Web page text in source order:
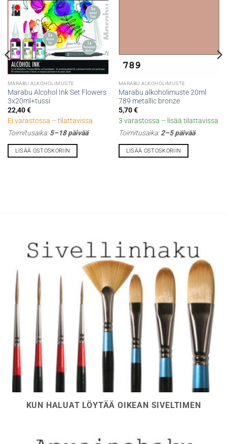
MARABU ALKOHOLIMUSTE
Marabu Alcohol Ink Set Flowers
3x20ml+tussi
22,40€
Ei varastossa – tilattavissa
Toimitusaika:5–18 päivää
LISÄÄ OSTOSKORIIN
MARABU ALKOHOLIMUSTE
Marabu alkoholimuste 20ml
789 metallic bronze
5,70€
3 varastossa – lisää tilattavissa
Toimitusaika:2–5 päivää
LISÄÄ OSTOSKORIIN
KUN HALUAT LÖYTÄÄ OIKEAN SIVELTIMEN